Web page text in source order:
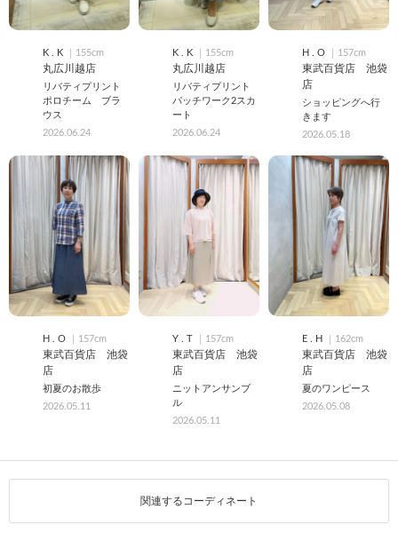
K . K ｜155cm
丸広川越店
リバティプリント
ポロチーム ブラ
ウス
2026.06.24
K . K ｜155cm
丸広川越店
リバティプリント
パッチワーク2スカ
ート
2026.06.24
H . O ｜157cm
東武百貨店 池袋
店
ショッピングへ行
きます
2026.05.18
H . O ｜157cm
東武百貨店 池袋
店
初夏のお散歩
2026.05.11
Y . T ｜157cm
東武百貨店 池袋
店
ニットアンサンブ
ル
2026.05.11
E . H ｜162cm
東武百貨店 池袋
店
夏のワンピース
2026.05.08
関連するコーディネート